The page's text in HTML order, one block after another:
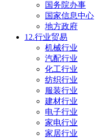
国务院办事
国家信息中心
地方政府
12.行业贸易
机械行业
汽配行业
化工行业
纺织行业
服装行业
建材行业
电子行业
家电行业
家居行业